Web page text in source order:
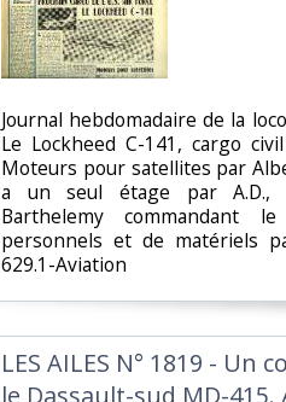
‎Journal hebdomadaire de la
Le Lockheed C-141, cargo
Moteurs pour satellites par
a un seul étage par A.D.,
Barthelemy commandant
personnels et de matériels
629.1-Aviation‎
‎LES AILES N° 1819 - Un